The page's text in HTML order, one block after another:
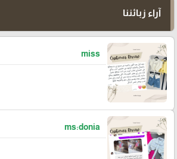
آراء زبائننا
miss
ms:donia